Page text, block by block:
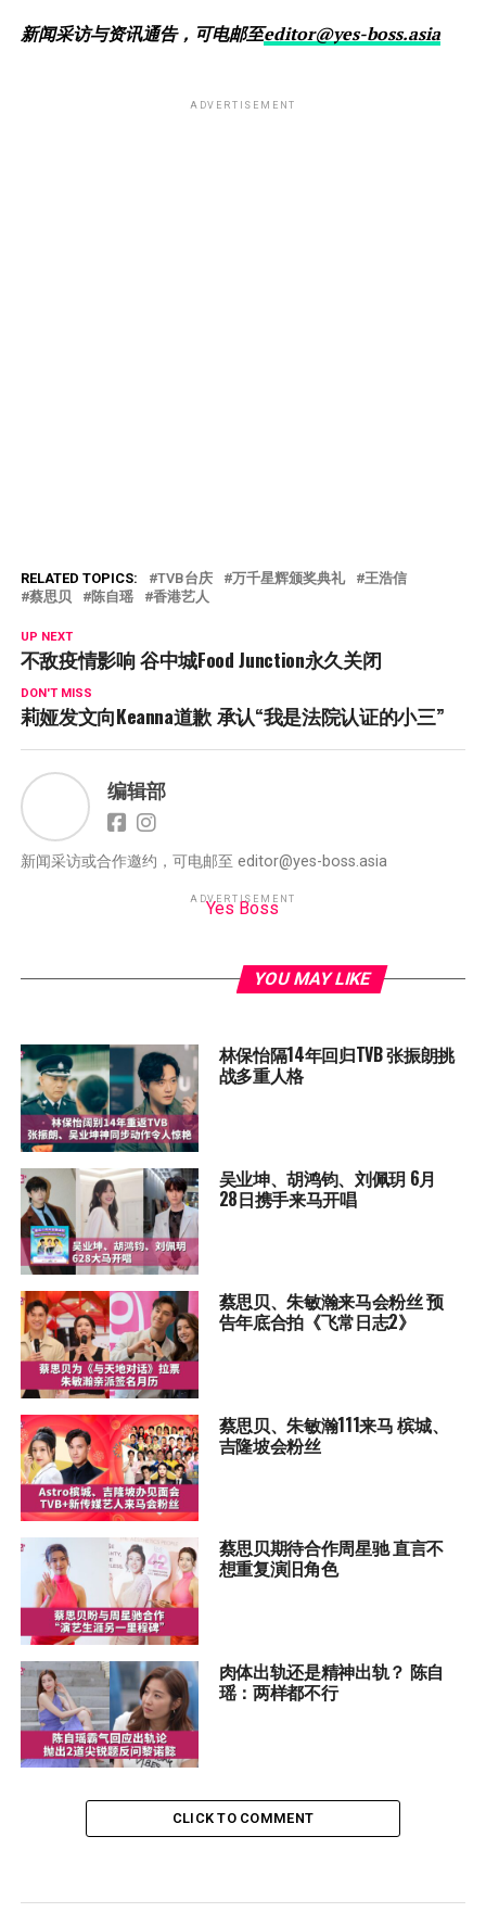
新闻采访与资讯通告，可电邮至editor@yes-boss.asia
ADVERTISEMENT
RELATED TOPICS: TVB台庆 万千星辉颁奖典礼
王浩信
蔡思贝
陈自瑶 香港艺人
UP NEXT
不敌疫情影响 谷中城Food Junction永久关闭
DON'T MISS
莉娅发文向Keanna道歉 承认“我是法院认证的小三”
编辑部
新闻采访或合作邀约，可电邮至 editor@yes-boss.asia
ADVERTISEMENT
Yes Boss
YOU MAY LIKE
林保怡隔14年回归TVB 张振朗挑
战多重人格
吴业坤、胡鸿钧、刘佩玥 6月
28日携手来马开唱
蔡思贝、朱敏瀚来马会粉丝 预
告年底合拍《飞常日志2》
蔡思贝、朱敏瀚111来马 槟城、
吉隆坡会粉丝
蔡思贝期待合作周星驰 直言不
想重复演旧角色
肉体出轨还是精神出轨？ 陈自
瑶：两样都不行
CLICK TO COMMENT